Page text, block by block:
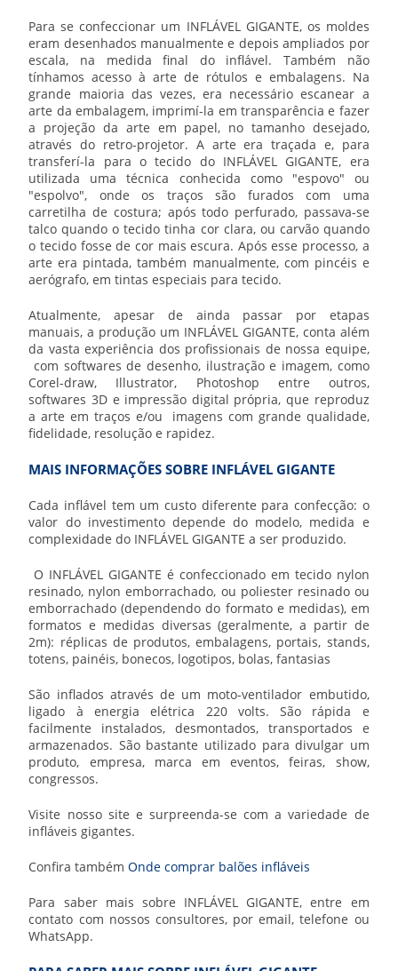
Para se confeccionar um INFLÁVEL GIGANTE, os moldes
eram desenhados manualmente e depois ampliados por
escala, na medida final do inflável. Também não
tínhamos acesso à arte de rótulos e embalagens. Na
grande maioria das vezes, era necessário escanear a
arte da embalagem, imprimí-la em transparência e fazer
a projeção da arte em papel, no tamanho desejado,
através do retro-projetor. A arte era traçada e, para
transferí-la para o tecido do INFLÁVEL GIGANTE, era
utilizada uma técnica conhecida como "espovo" ou
"espolvo", onde os traços são furados com uma
carretilha de costura; após todo perfurado, passava-se
talco quando o tecido tinha cor clara, ou carvão quando
o tecido fosse de cor mais escura. Após esse processo, a
arte era pintada, também manualmente, com pincéis e
aerógrafo, em tintas especiais para tecido.
Atualmente, apesar de ainda passar por etapas
manuais, a produção um INFLÁVEL GIGANTE, conta além
da vasta experiência dos profissionais de nossa equipe,
com softwares de desenho, ilustração e imagem, como
Corel-draw, Illustrator, Photoshop entre outros,
softwares 3D e impressão digital própria, que reproduz
a arte em traços e/ou imagens com grande qualidade,
fidelidade, resolução e rapidez.
MAIS INFORMAÇÕES SOBRE INFLÁVEL GIGANTE
Cada inflável tem um custo diferente para confecção: o
valor do investimento depende do modelo, medida e
complexidade do INFLÁVEL GIGANTE a ser produzido.
O INFLÁVEL GIGANTE é confeccionado em tecido nylon
resinado, nylon emborrachado, ou poliester resinado ou
emborrachado (dependendo do formato e medidas), em
formatos e medidas diversas (geralmente, a partir de
2m): réplicas de produtos, embalagens, portais, stands,
totens, painéis, bonecos, logotipos, bolas, fantasias
São inflados através de um moto-ventilador embutido,
ligado à energia elétrica 220 volts. São rápida e
facilmente instalados, desmontados, transportados e
armazenados. São bastante utilizado para divulgar um
produto, empresa, marca em eventos, feiras, show,
congressos.
Visite nosso site e surpreenda-se com a variedade de
infláveis gigantes.
Confira tambémOnde comprar balões infláveis
Para saber mais sobre INFLÁVEL GIGANTE, entre em
contato com nossos consultores, por email, telefone ou
WhatsApp.